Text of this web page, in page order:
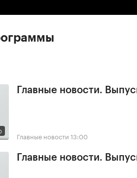
Главные новости.
Главные новости 13:00
Главные новости.